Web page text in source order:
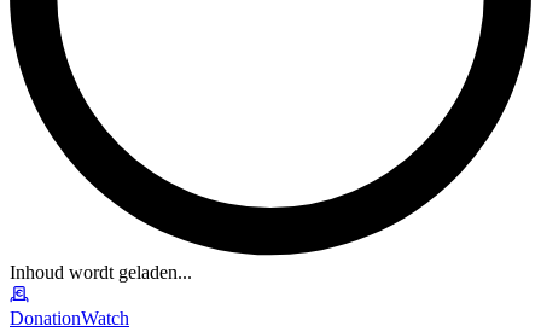
Inhoud wordt geladen...
DonationWatch